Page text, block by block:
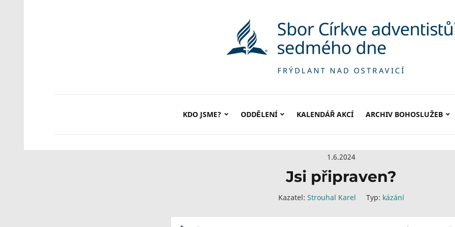
KDO JSME? ODDĚLENÍ KALENDÁŘ AKCÍ ARCHIV BOHOSLUŽEB
1.6.2024
Jsi připraven?
Kazatel: Strouhal Karel Typ: kázání